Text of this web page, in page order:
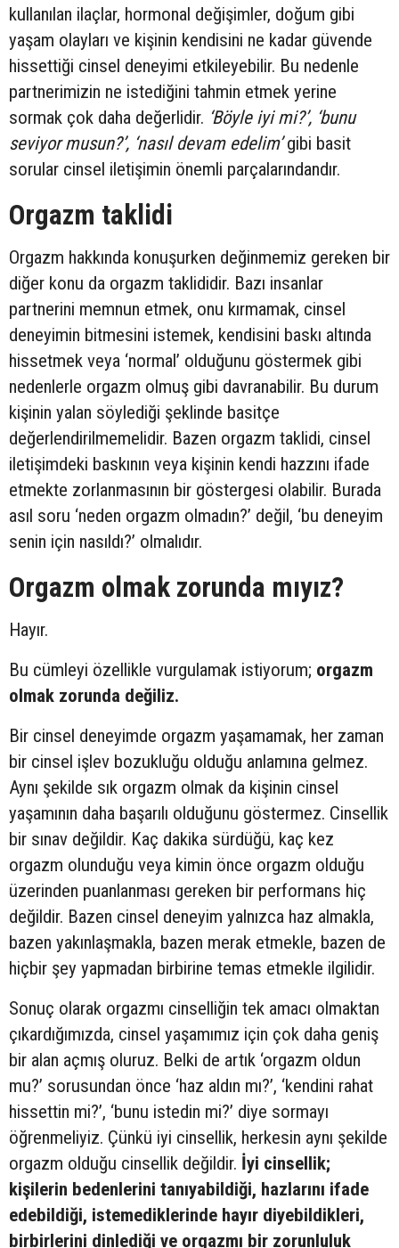
kullanılan ilaçlar, hormonal değişimler, doğum gibi
yaşam olayları ve kişinin kendisini ne kadar güvende
hissettiği cinsel deneyimi etkileyebilir. Bu nedenle
partnerimizin ne istediğini tahmin etmek yerine
sormak çok daha değerlidir. ‘Böyle iyi mi?’, ‘bunu
seviyor musun?’, ‘nasıl devam edelim’gibi basit
sorular cinsel iletişimin önemli parçalarındandır.
Orgazm taklidi
Orgazm hakkında konuşurken değinmemiz gereken bir
diğer konu da orgazm taklididir. Bazı insanlar
partnerini memnun etmek, onu kırmamak, cinsel
deneyimin bitmesini istemek, kendisini baskı altında
hissetmek veya ‘normal’ olduğunu göstermek gibi
nedenlerle orgazm olmuş gibi davranabilir. Bu durum
kişinin yalan söylediği şeklinde basitçe
değerlendirilmemelidir. Bazen orgazm taklidi, cinsel
iletişimdeki baskının veya kişinin kendi hazzını ifade
etmekte zorlanmasının bir göstergesi olabilir. Burada
asıl soru ‘neden orgazm olmadın?’ değil, ‘bu deneyim
senin için nasıldı?’ olmalıdır.
Orgazm olmak zorunda mıyız?
Hayır.
Bu cümleyi özellikle vurgulamak istiyorum; orgazm
olmak zorunda değiliz.
Bir cinsel deneyimde orgazm yaşamamak, her zaman
bir cinsel işlev bozukluğu olduğu anlamına gelmez.
Aynı şekilde sık orgazm olmak da kişinin cinsel
yaşamının daha başarılı olduğunu göstermez. Cinsellik
bir sınav değildir. Kaç dakika sürdüğü, kaç kez
orgazm olunduğu veya kimin önce orgazm olduğu
üzerinden puanlanması gereken bir performans hiç
değildir. Bazen cinsel deneyim yalnızca haz almakla,
bazen yakınlaşmakla, bazen merak etmekle, bazen de
hiçbir şey yapmadan birbirine temas etmekle ilgilidir.
Sonuç olarak orgazmı cinselliğin tek amacı olmaktan
çıkardığımızda, cinsel yaşamımız için çok daha geniş
bir alan açmış oluruz. Belki de artık ‘orgazm oldun
mu?’ sorusundan önce ‘haz aldın mı?’, ‘kendini rahat
hissettin mi?’, ‘bunu istedin mi?’ diye sormayı
öğrenmeliyiz. Çünkü iyi cinsellik, herkesin aynı şekilde
orgazm olduğu cinsellik değildir. İyi cinsellik;
kişilerin bedenlerini tanıyabildiği, hazlarını ifade
edebildiği, istemediklerinde hayır diyebildikleri,
birbirlerini dinlediği ve orgazmı bir zorunluluk